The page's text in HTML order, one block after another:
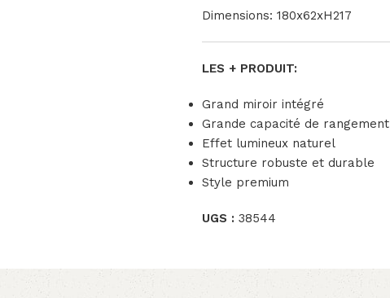
Dimensions: 180x62xH217
LES + PRODUIT:
Grand miroir intégré
Grande capacité de rangement
Effet lumineux naturel
Structure robuste et durable
Style premium
UGS : 38544